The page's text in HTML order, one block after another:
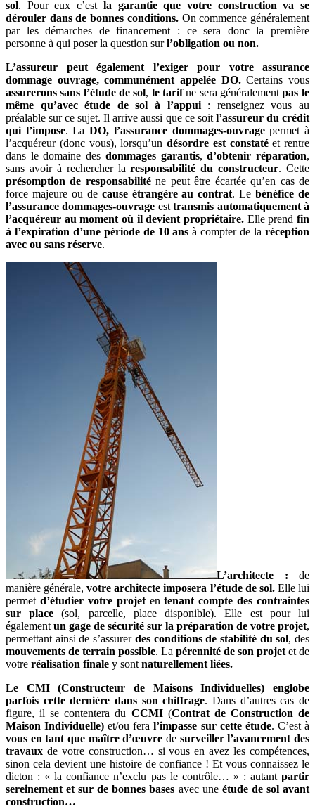
sol. Pour eux c’est la garantie que votre construction va se
dérouler dans de bonnes conditions.On commence généralement
par les démarches de financement : ce sera donc la première
personne à qui poser la question surl’obligation ou non.
L’assureur peut également l’exiger pour votre assurance
dommage ouvrage, communément appelée DO.Certains vous
assurerons sans l’étude de sol, le tarifne sera généralementpas le
même qu’avec étude de sol à l’appui : renseignez vous au
préalable sur ce sujet. Il arrive aussi que ce soitl’assureur du crédit
qui l’impose. LaDO, l’assurance dommages-ouvragepermet à
l’acquéreur (donc vous), lorsqu’un désordre est constatéet rentre
dans le domaine des dommages garantis,d’obtenir réparation,
sans avoir à rechercher laresponsabilité du constructeur. Cette
présomption de responsabiliténe peut être écartée qu’en cas de
force majeure ou de cause étrangère au contrat. Lebénéfice de
l’assurance dommages-ouvrage esttransmis automatiquement à
l’acquéreur au moment où il devient propriétaire. Elle prend fin
à l’expiration d’une période de 10 ans à compter de laréception
avec ou sans réserve.
L’architecte : de
manière générale,votre architecte imposera l’étude de sol.Elle lui
permet d’étudier votre projetentenant compte des contraintes
sur place (sol, parcelle, place disponible). Elle est pour lui
également un gage de sécurité sur la préparation de votre projet,
permettant ainsi de s’assurer des conditions de stabilité du sol, des
mouvements de terrain possible. La pérennité de son projet et de
votre réalisation finale y sont naturellement liées.
Le CMI (Constructeur de Maisons Individuelles) englobe
parfois cette dernière dans son chiffrage. Dans d’autres cas de
figure, il se contentera du CCMI(Contrat de Construction de
Maison Individuelle) et/ou feral’impasse sur cette étude. C’est à
vous en tant que maître d’œuvre de surveiller l’avancement des
travaux de votre construction… si vous en avez les compétences,
sinon cela devient une histoire de confiance ! Et vous connaissez le
dicton : « la confiance n’exclu pas le contrôle… » : autant partir
sereinement et sur de bonnes bases avec une étude de sol avant
construction…